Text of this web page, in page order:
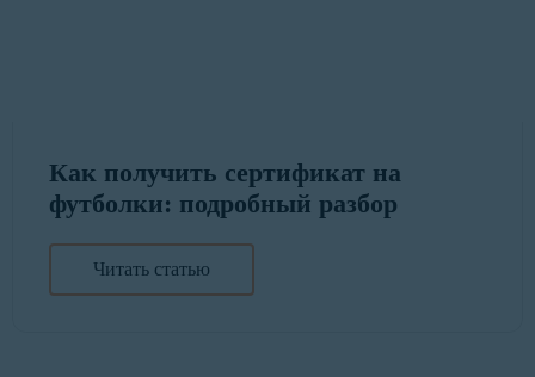
Как получить сертификат на
футболки: подробный разбор
Читать статью